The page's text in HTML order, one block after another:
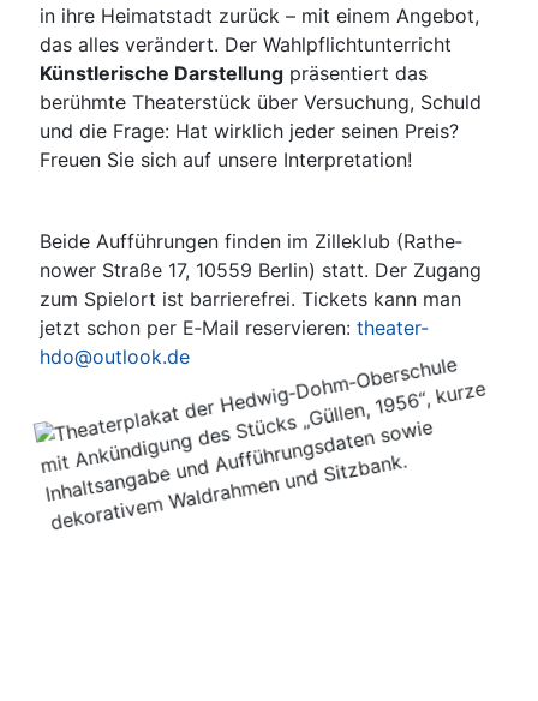
in ihre Hei­mat­stadt zurück – mit einem Ange­bot,
das alles ver­än­dert. Der Wahl­pflicht­un­ter­richt
Künst­le­ri­sche Dar­stel­lung prä­sen­tiert das
berühm­te Thea­ter­stück über Ver­su­chung, Schuld
und die Fra­ge: Hat wirk­lich jeder sei­nen Preis?
Freu­en Sie sich auf unse­re Interpretation!
Bei­de Auf­füh­run­gen fin­den im Zil­le­klub (Rathe­
nower Stra­ße 17, 10559 Ber­lin) statt. Der Zugang
zum Spiel­ort ist bar­rie­re­frei. Tickets kann man
jetzt schon per E‑Mail reser­vie­ren: theater-
hdo@outlook.de